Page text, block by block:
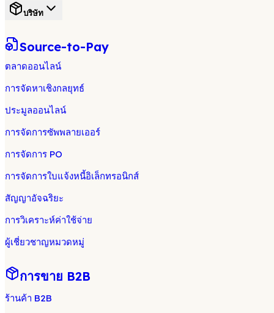
บริษัท
Source-to-Pay
ตลาดออนไลน์
การจัดหาเชิงกลยุทธ์
ประมูลออนไลน์
การจัดการซัพพลายเออร์
การจัดการ PO
การจัดการใบแจ้งหนี้อิเล็กทรอนิกส์
สัญญาอัจฉริยะ
การวิเคราะห์ค่าใช้จ่าย
ผู้เชี่ยวชาญหมวดหมู่
การขาย B2B
ร้านค้า B2B